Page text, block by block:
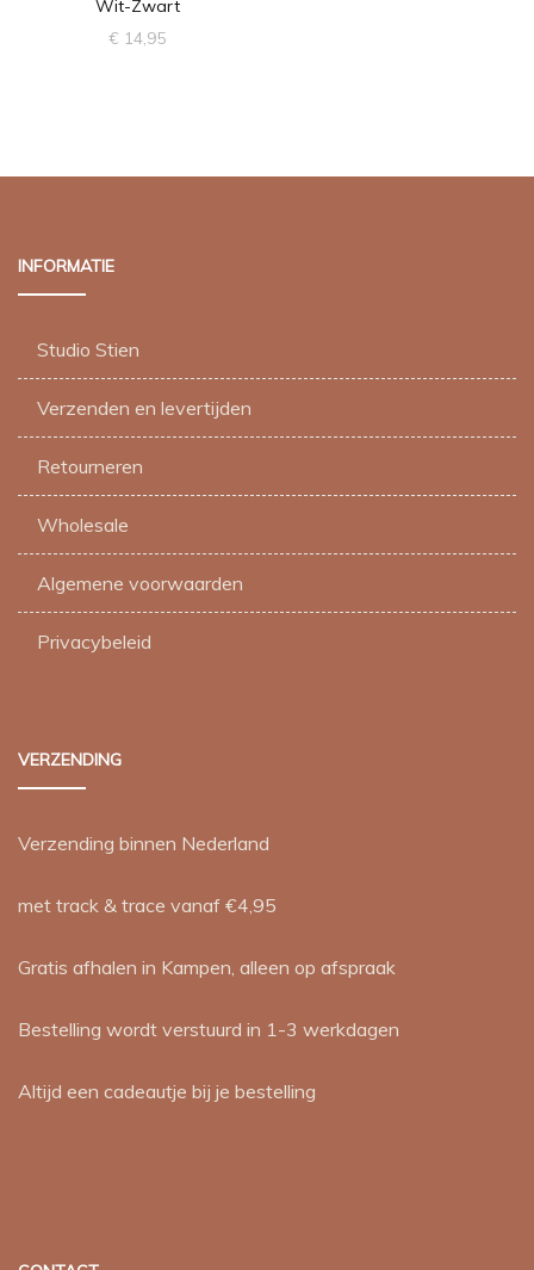
Wit-Zwart
€ 14,95
INFORMATIE
Studio Stien
Verzenden en levertijden
Retourneren
Wholesale
Algemene voorwaarden
Privacybeleid
VERZENDING
Verzending binnen Nederland
met track & trace vanaf €4,95
Gratis afhalen in Kampen, alleen op afspraak
Bestelling wordt verstuurd in 1-3 werkdagen
Altijd een cadeautje bij je bestelling